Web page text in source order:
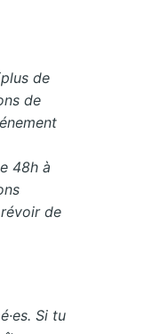
de
de
48h à
de
Si tu